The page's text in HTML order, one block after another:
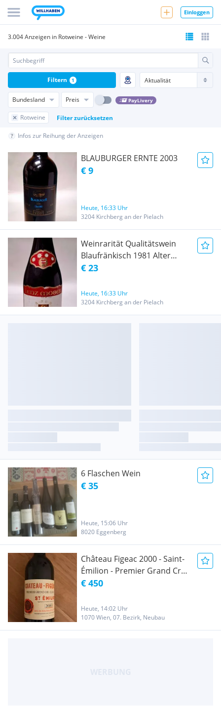
Einloggen
3.004 Anzeigen in Rotweine - Weine
Bundesland Preis PayLivery
Rotweine Filter zurücksetzen
Filtern 1
Infos zur Reihung der Anzeigen
BLAUBURGER ERNTE 2003
€ 9
Heute, 16:33 Uhr
3204 Kirchberg an der Pielach
Weinrarität Qualitätswein
Blaufränkisch 1981 Alter
Knabe 1981
€ 23
Heute, 16:33 Uhr
3204 Kirchberg an der Pielach
6 Flaschen Wein
€ 35
Heute, 15:06 Uhr
8020 Eggenberg
Château Figeac 2000 - Saint-
Émilion - Premier Grand Cru
Classé - Top Jahrgang
€ 450
Heute, 14:02 Uhr
1070 Wien, 07. Bezirk, Neubau